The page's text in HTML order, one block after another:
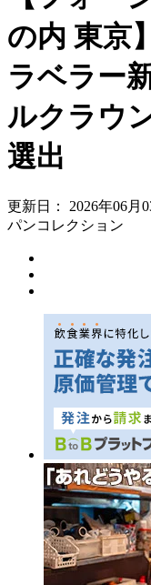
の内 東京
ラベラー
ルクラウ
選出
更新日： 2026年06
パンコレクション